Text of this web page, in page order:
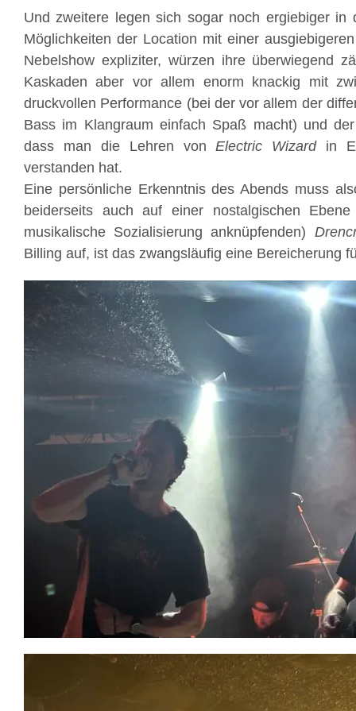
Und zweitere legen sich sogar noch ergiebiger in
Möglichkeiten der Location mit einer
Nebelshow expliziter, würzen ihre überwiegend
Kaskaden aber vor allem enorm knackig mit
druckvollen Performance (bei der vor allem der
Bass im Klangraum einfach Spaß macht) und
dass man die Lehren vonElectric Wizardin
verstanden hat.
Eine persönliche Erkenntnis des Abends muss
beiderseits auch auf einer nostalgischen
musikalische Sozialisierung anknüpfenden)
Billing auf, ist das zwangsläufig eine Bereicherung